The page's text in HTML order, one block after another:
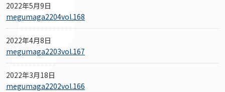
2022年5月9日
megumaga2204vol.168
2022年4月8日
megumaga2203vol.167
2022年3月18日
megumaga2202vol.166